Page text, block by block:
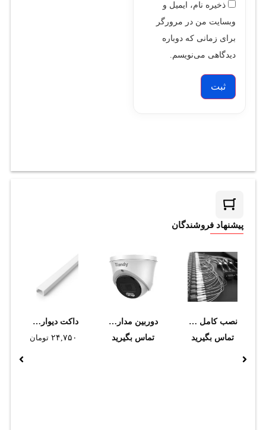
ذخیره نام، ایمیل و
وبسایت من در مرورگر
برای زمانی که دوباره
دیدگاهی می‌نویسم.
پیشنهاد فروشندگان
نصب کامل پچ پنل فیبر نوری داپلکس 12 پورت
تماس بگیرید
دوربین مداربسته تحت شبکه تیاندی مدل TC-C32XP I3W/E/Y/2.8mm/V4.2
تماس بگیرید
داکت ديواري دانوب 16*25
۲۴,۷۵۰ تومان